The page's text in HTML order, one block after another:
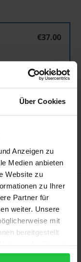
Über Cookies
Anzeigen zu
Medien anbieten
Website zu
zu Ihrer
Partner für
weiter. Unsere
mit
bereitgestellt
€37.00